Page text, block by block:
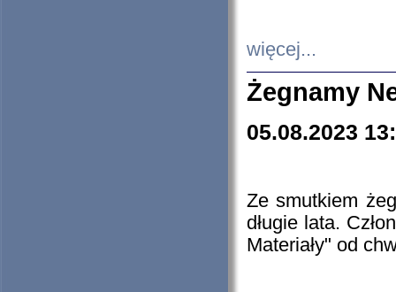
więcej...
Żegnamy
05.08.2023
Ze smutkiem
długie lata.
Materiały" od